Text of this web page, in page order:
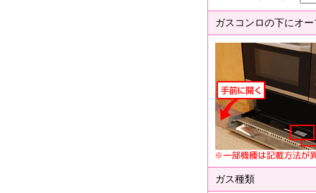
ガスコンロの下にオ
ガス種類